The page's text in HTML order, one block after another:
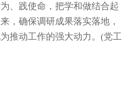
、践使命，把学和做结合起
，确保调研成果落实落地，
推动工作的强大动力。(党工